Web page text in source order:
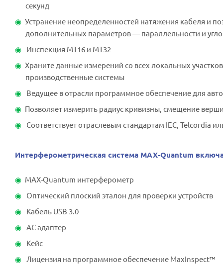
секунд
Устранение неопределенностей натяжения кабеля и
дополнительных параметров — параллельности и
Инспекция МТ16 и МТ32
Храните данные измерений со всех локальных
производственные системы
Ведущее в отрасли программное обеспечение для
Позволяет измерить радиус кривизны, смещение
Соответствует отраслевым стандартам IEC, Telcordia
Интерферометрическая система MAX-Quantum
MAX-Quantum интерферометр
Оптический плоский эталон для проверки устройств
Кабель USB 3.0
АС адаптер
Кейс
Лицензия на программное обеспечение MaxInspect™